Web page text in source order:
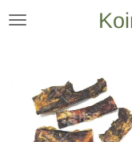
Ga
hoofdinhoud